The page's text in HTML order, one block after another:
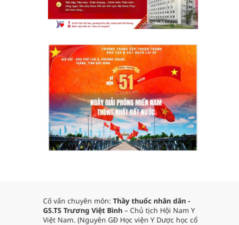
Cố vấn chuyên môn: Thầy thuốc nhân dân -
GS.TS Trương Việt Bình – Chủ tịch Hội Nam Y
Việt Nam. (Nguyên GĐ Học viện Y Dược học cổ